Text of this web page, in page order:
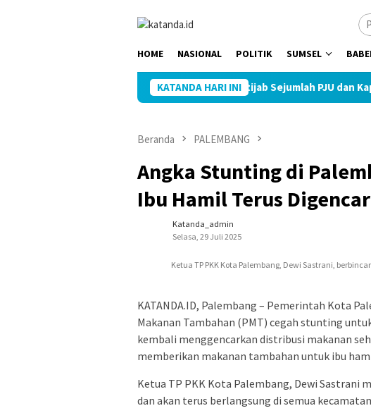
HOME NASIONAL POLITIK SUMSEL
KATANDA HARI INI
Kapolres Muba Pimpin Sertijab Sejumlah PJU dan Kapolsek
Beranda PALEMBANG
Angka Stunting di
Ibu Hamil Terus
Katanda_admin
Selasa, 29 Juli 2025
Ketua TP PKK Kota Palembang, Dewi Sastrani,
KATANDA.ID, Palembang – Pemerintah Kota
Makanan Tambahan (PMT) cegah stunting
kembali menggencarkan distribusi makanan
memberikan makanan tambahan untuk ibu
Ketua TP PKK Kota Palembang, Dewi Sastrani
dan akan terus berlangsung di semua